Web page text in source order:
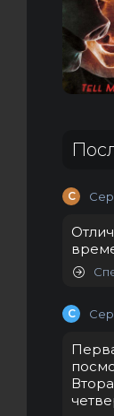
С
С